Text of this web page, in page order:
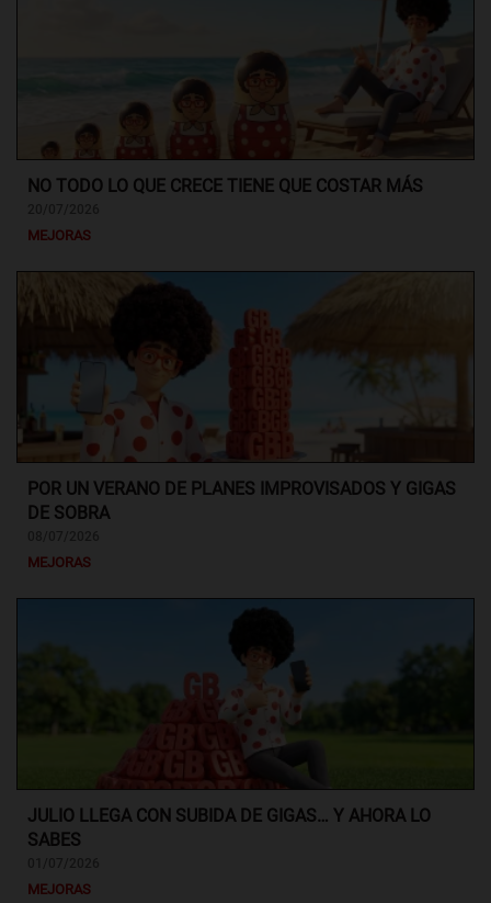
NO TODO LO QUE CRECE TIENE QUE COSTAR MÁS
MEJORAS
POR UN VERANO DE PLANES IMPROVISADOS Y GIGAS
DE SOBRA
MEJORAS
JULIO LLEGA CON SUBIDA DE GIGAS… Y AHORA LO
SABES
MEJORAS